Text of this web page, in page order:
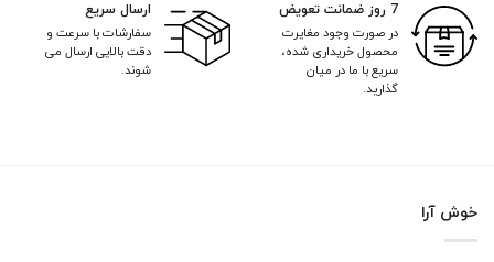
7 روز ضمانت تعویض
در صورت وجود مغایرت
محصول خریداری شده،
سریع با ما در میان
گذارید.
ارسال سریع
سفارشات با سرعت و
دقت بالایی ارسال می
شوند.
خوش آرا